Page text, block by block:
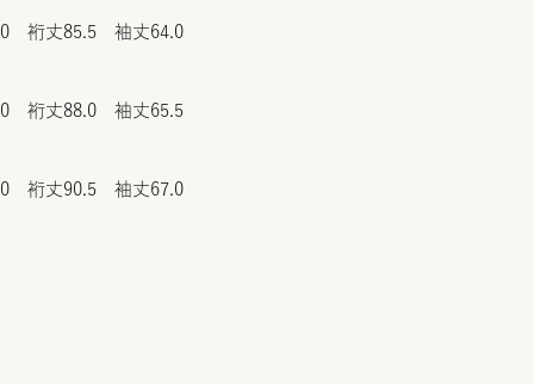
裄丈85.5 袖丈64.0
裄丈88.0 袖丈65.5
裄丈90.5 袖丈67.0